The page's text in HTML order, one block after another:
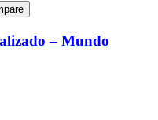
– Mundo